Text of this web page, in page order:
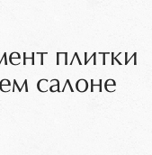
плитки
салоне